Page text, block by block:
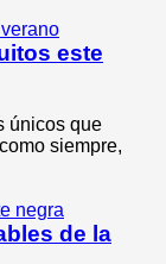
este
únicos que
siempre,
de la